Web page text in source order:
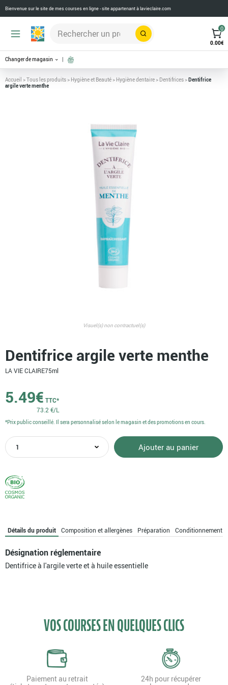
Bienvenue sur le site de mes courses en ligne - site appartenant àlavieclaire.com
Rechercher
0
0.00€
Changer de magasin
Accueil >Tous les produits> Hygiène et Beauté> Hygiène dentaire> Dentifrices>Dentifrice
argile verte menthe
Visuel(s) non contractuel(s)
Dentifrice argile verte menthe
LA VIE CLAIRE75ml
5.49€ TTC*
73.2 €/L
quantité
de
argile
verte
menthe
Ajouter au panier
*Prix public conseillé. Il sera personnalisé selon le magasin et des promotions en cours.
Détails du produit Composition et allergènes Préparation Conditionnement
Désignation réglementaire
Dentifrice à l'argile verte et à huile essentielle
VOS COURSES EN QUELQUES CLICS
Paiement au retrait 24h pour récupérer